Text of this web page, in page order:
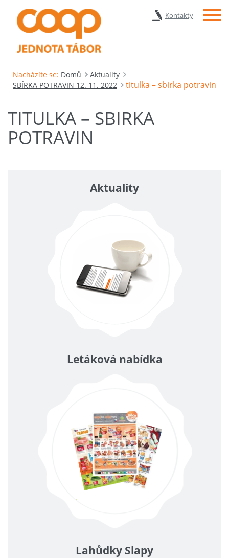
Kontakty Menu
Nacházíte se: Domů
Aktuality
SBÍRKA POTRAVIN 12. 11. 2022
titulka – sbirka potravin
TITULKA – SBIRKA
POTRAVIN
Aktuality
Letáková nabídka
Lahůdky Slapy